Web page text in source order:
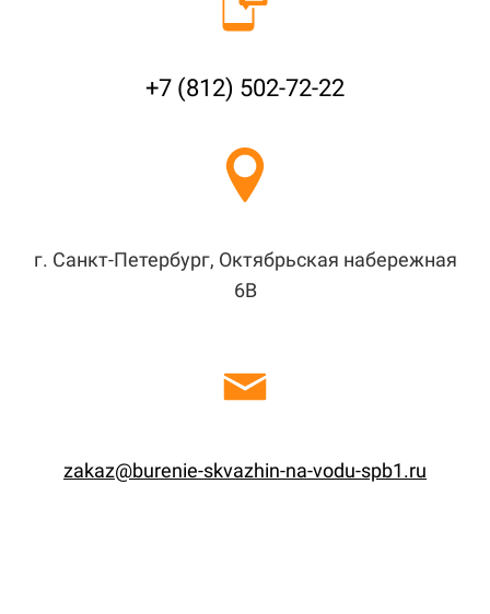
+7 (812) 502-72-22
г. Санкт-Петербург, Октябрьская набережная
6В
zakaz@burenie-skvazhin-na-vodu-spb1.ru